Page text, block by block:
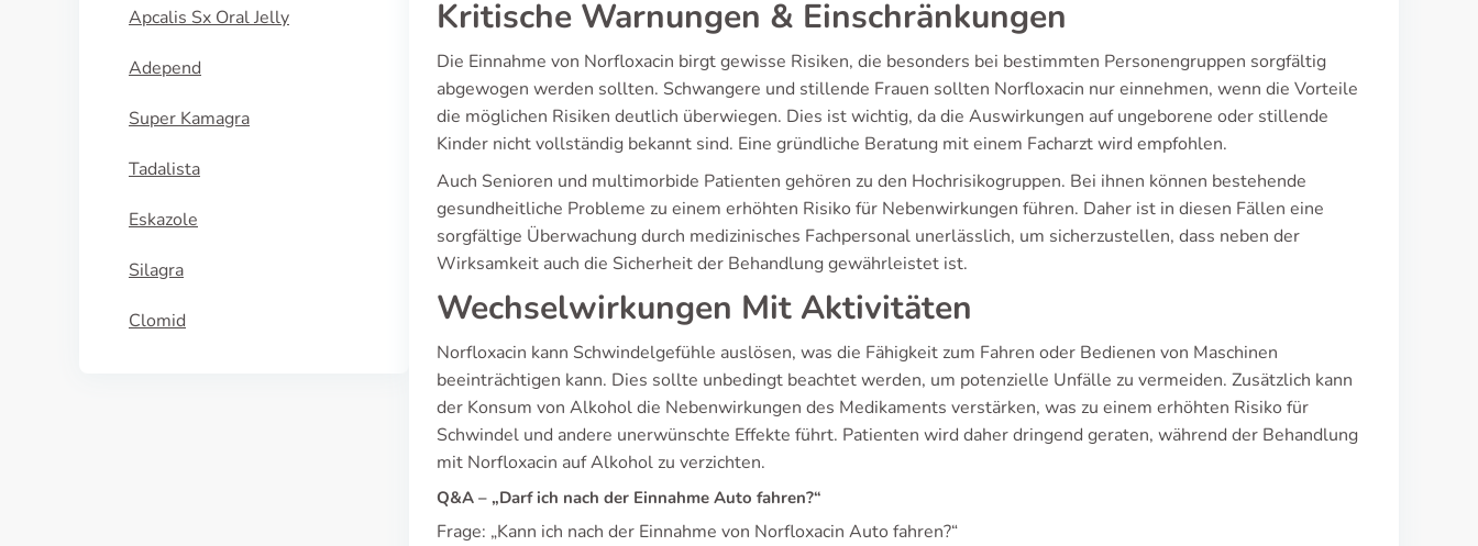
Apcalis Sx Oral Jelly
Adepend
Super Kamagra
Tadalista
Eskazole
Silagra
Clomid
Kritische Warnungen & Einschränkungen
Die Einnahme von Norfloxacin birgt gewisse Risiken, die besonders bei bestimmten Personengruppen sorgfältig
abgewogen werden sollten. Schwangere und stillende Frauen sollten Norfloxacin nur einnehmen, wenn die Vorteile
die möglichen Risiken deutlich überwiegen. Dies ist wichtig, da die Auswirkungen auf ungeborene oder stillende
Kinder nicht vollständig bekannt sind. Eine gründliche Beratung mit einem Facharzt wird empfohlen.
Auch Senioren und multimorbide Patienten gehören zu den Hochrisikogruppen. Bei ihnen können bestehende
gesundheitliche Probleme zu einem erhöhten Risiko für Nebenwirkungen führen. Daher ist in diesen Fällen eine
sorgfältige Überwachung durch medizinisches Fachpersonal unerlässlich, um sicherzustellen, dass neben der
Wirksamkeit auch die Sicherheit der Behandlung gewährleistet ist.
Wechselwirkungen Mit Aktivitäten
Norfloxacin kann Schwindelgefühle auslösen, was die Fähigkeit zum Fahren oder Bedienen von Maschinen
beeinträchtigen kann. Dies sollte unbedingt beachtet werden, um potenzielle Unfälle zu vermeiden. Zusätzlich kann
der Konsum von Alkohol die Nebenwirkungen des Medikaments verstärken, was zu einem erhöhten Risiko für
Schwindel und andere unerwünschte Effekte führt. Patienten wird daher dringend geraten, während der Behandlung
mit Norfloxacin auf Alkohol zu verzichten.
Q&A – „Darf ich nach der Einnahme Auto fahren?“
Frage: „Kann ich nach der Einnahme von Norfloxacin Auto fahren?“